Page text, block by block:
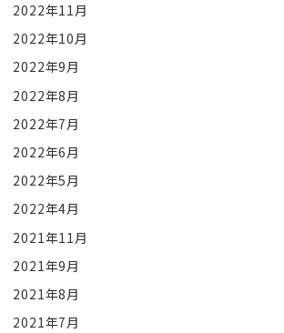
2022年11月
2022年10月
2022年9月
2022年8月
2022年7月
2022年6月
2022年5月
2022年4月
2021年11月
2021年9月
2021年8月
2021年7月